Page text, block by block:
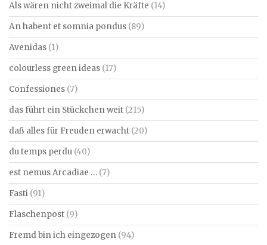
Als wären nicht zweimal die Kräfte (14)
An habent et somnia pondus (89)
Avenidas (1)
colourless green ideas (17)
Confessiones (7)
das führt ein Stückchen weit (215)
daß alles für Freuden erwacht (20)
du temps perdu (40)
est nemus Arcadiae … (7)
Fasti (91)
Flaschenpost (9)
Fremd bin ich eingezogen (94)